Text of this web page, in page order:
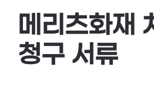
메리츠화재
청구 서류